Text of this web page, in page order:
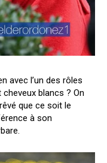
avec l’un des rôles
blancs ? On
que ce soit le
à son